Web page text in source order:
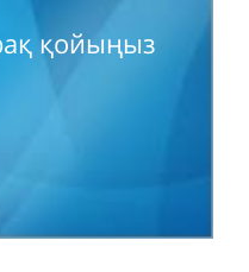
қойыңыз